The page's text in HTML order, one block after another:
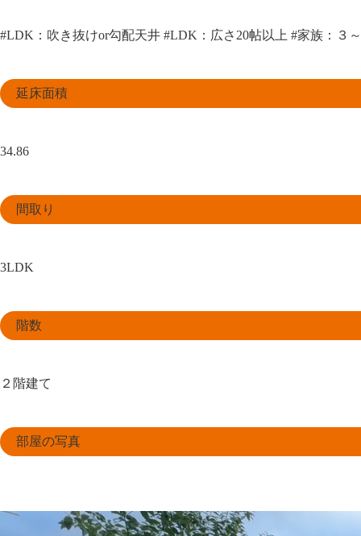
#LDK：吹き抜けor勾配天井 #LDK：広さ20帖以上 #家族：３
延床面積
34.86
間取り
3LDK
階数
２階建て
部屋の写真